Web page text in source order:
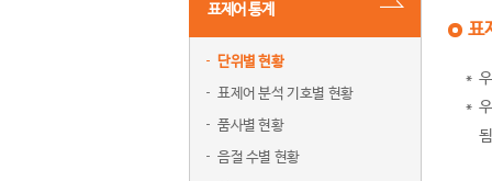
표제어 통계
단위별 현황
표제어 분석 기호별 현황
품사별 현황
음절 수별 현황
표